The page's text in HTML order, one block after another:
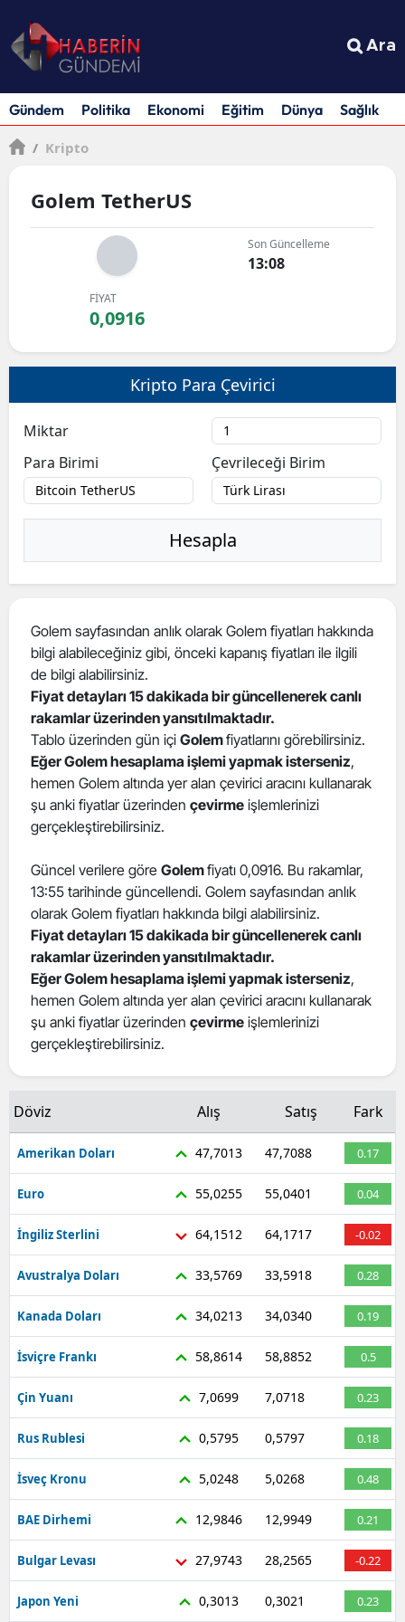
Ara
Gündem Politika Ekonomi Eğitim Dünya Sağlık
/ Kripto
Golem TetherUS
Son Güncelleme
13:08
FİYAT
0,0916
Kripto Para Çevirici
Miktar
Para Birimi
Çevrileceği Birim
Hesapla
Golem sayfasından anlık olarak Golem fiyatları hakkında
bilgi alabileceğiniz gibi, önceki kapanış fiyatları ile ilgili
de bilgi alabilirsiniz.
Fiyat detayları 15 dakikada bir güncellenerek canlı
rakamlar üzerinden yansıtılmaktadır.
Tablo üzerinden gün içi Golemfiyatlarını görebilirsiniz.
Eğer Golem hesaplama işlemi yapmak isterseniz,
hemen Golem altında yer alan çevirici aracını kullanarak
şu anki fiyatlar üzerinden çevirme işlemlerinizi
gerçekleştirebilirsiniz.
Güncel verilere göre Golemfiyatı 0,0916. Bu rakamlar,
13:55 tarihinde güncellendi. Golem sayfasından anlık
olarak Golem fiyatları hakkında bilgi alabilirsiniz.
Fiyat detayları 15 dakikada bir güncellenerek canlı
rakamlar üzerinden yansıtılmaktadır.
Eğer Golem hesaplama işlemi yapmak isterseniz,
hemen Golem altında yer alan çevirici aracını kullanarak
şu anki fiyatlar üzerinden çevirme işlemlerinizi
gerçekleştirebilirsiniz.
Döviz Alış Satış Fark
Amerikan Doları 47,7013 47,7088 0.17
Euro 55,0255 55,0401 0.04
İngiliz Sterlini 64,1512 64,1717 -0.02
Avustralya Doları 33,5769 33,5918 0.28
Kanada Doları 34,0213 34,0340 0.19
İsviçre Frankı 58,8614 58,8852 0.5
Çin Yuanı 7,0699 7,0718 0.23
Rus Rublesi 0,5795 0,5797 0.18
İsveç Kronu 5,0248 5,0268 0.48
BAE Dirhemi 12,9846 12,9949 0.21
Bulgar Levası 27,9743 28,2565 -0.22
Japon Yeni 0,3013 0,3021 0.23